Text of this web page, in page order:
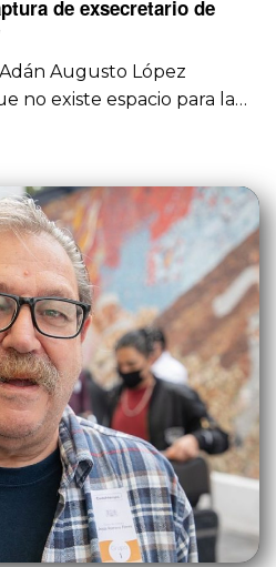
de exsecretario de
Augusto López
no existe espacio para la…